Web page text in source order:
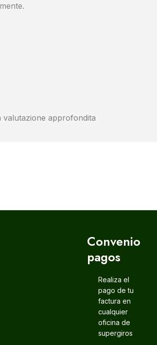
valutazione approfondita
Convenio
pagos
Realiza el
pago de tu
factura en
cualquier
oficina de
supergiros